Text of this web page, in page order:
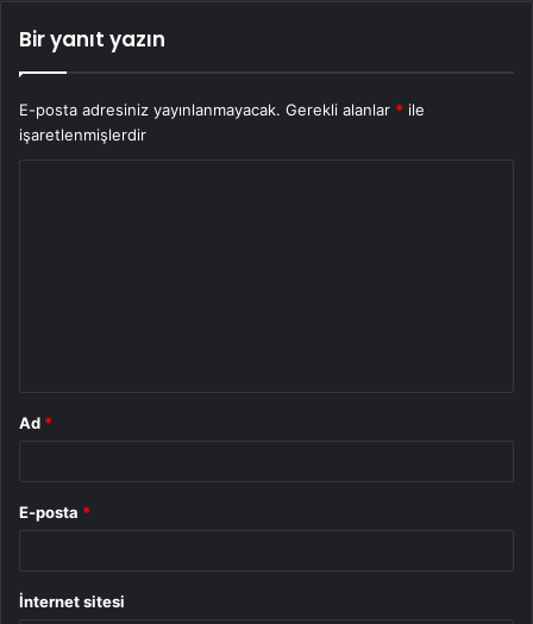
Bir yanıt yazın
E-posta adresiniz yayınlanmayacak. Gerekli alanlar * ile
işaretlenmişlerdir
Ad *
E-posta *
İnternet sitesi